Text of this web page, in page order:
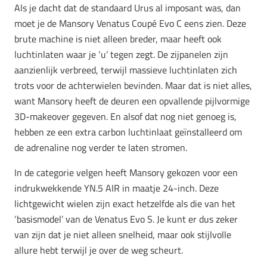
Als je dacht dat de standaard Urus al imposant was, dan
moet je de Mansory Venatus Coupé Evo C eens zien. Deze
brute machine is niet alleen breder, maar heeft ook
luchtinlaten waar je ‘u’ tegen zegt. De zijpanelen zijn
aanzienlijk verbreed, terwijl massieve luchtinlaten zich
trots voor de achterwielen bevinden. Maar dat is niet alles,
want Mansory heeft de deuren een opvallende pijlvormige
3D-makeover gegeven. En alsof dat nog niet genoeg is,
hebben ze een extra carbon luchtinlaat geïnstalleerd om
de adrenaline nog verder te laten stromen.
In de categorie velgen heeft Mansory gekozen voor een
indrukwekkende YN.5 AIR in maatje 24-inch. Deze
lichtgewicht wielen zijn exact hetzelfde als die van het
‘basismodel’ van de Venatus Evo S. Je kunt er dus zeker
van zijn dat je niet alleen snelheid, maar ook stijlvolle
allure hebt terwijl je over de weg scheurt.